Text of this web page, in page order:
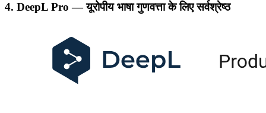
4. DeepL Pro — यूरोपीय भाषा गुणवत्ता के लिए सर्वश्रेष्ठ